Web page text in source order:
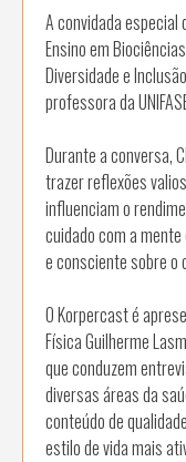
A convidada especial
Ensino em
Diversidade e
professora da
Durante a conversa,
trazer reflexões
influenciam o
cuidado com a
e consciente sobre o
O Korpercast é
Física Guilherme
que conduzem
diversas áreas da
conteúdo de
estilo de vida mais